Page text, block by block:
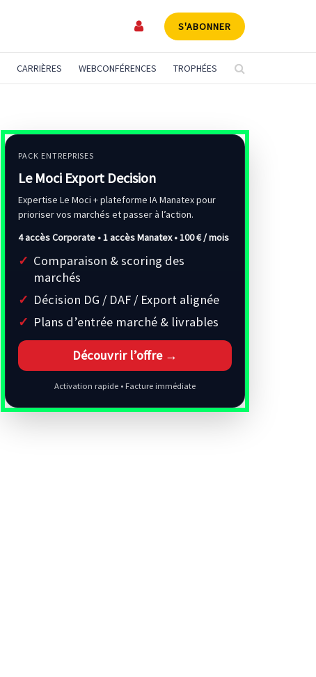
S'ABONNER
CARRIÈRES WEBCONFÉRENCES TROPHÉES
PACK ENTREPRISES
Le Moci Export Decision
Expertise Le Moci + plateforme IA Manatex pour
prioriser vos marchés et passer à l’action.
4 accès Corporate • 1 accès Manatex •100 € / mois
Comparaison & scoring des
marchés
Décision DG / DAF / Export alignée
Plans d’entrée marché & livrables
Découvrir l’offre →
Activation rapide • Facture immédiate